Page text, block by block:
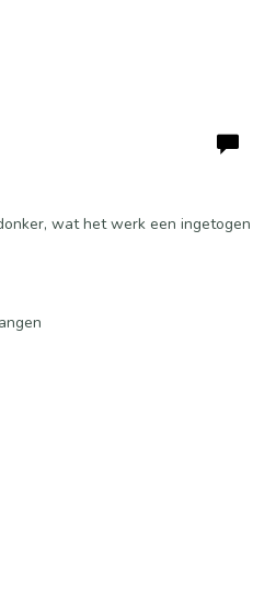
wat het werk een ingetogen